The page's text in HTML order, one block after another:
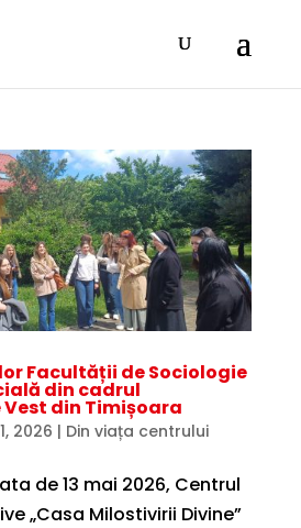
Facultății de Sociologie
din cadrul
din Timișoara
2026 | Din viața centrului
de 13 mai 2026, Centrul
„Casa Milostivirii Divine”